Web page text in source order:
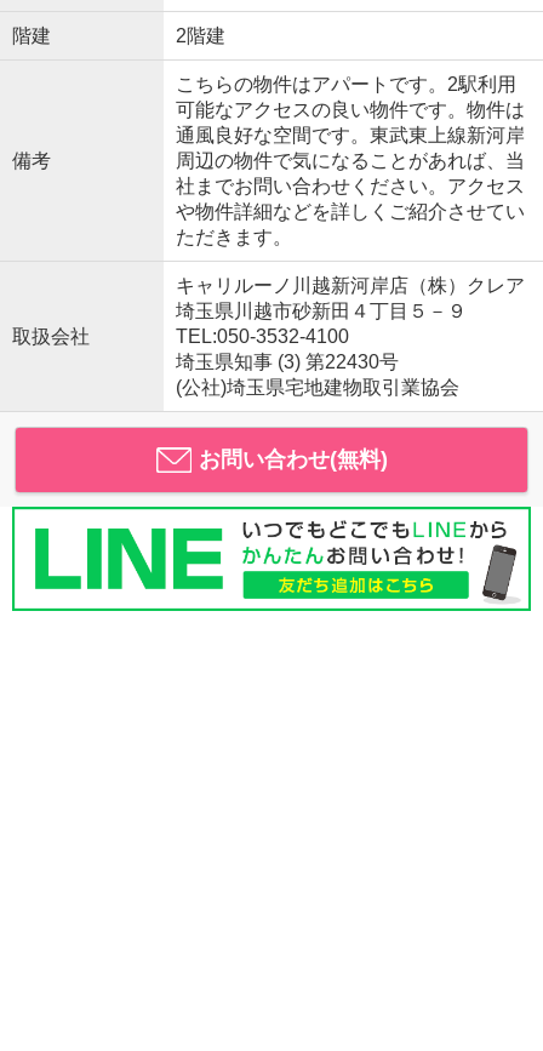
階建 2階建
備考
こちらの物件はアパートです。2駅利用
可能なアクセスの良い物件です。物件は
通風良好な空間です。東武東上線新河岸
周辺の物件で気になることがあれば、当
社までお問い合わせください。アクセス
や物件詳細などを詳しくご紹介させてい
ただきます。
取扱会社
キャリルーノ川越新河岸店（株）クレア
埼玉県川越市砂新田４丁目５－９
TEL:050-3532-4100
埼玉県知事 (3) 第22430号
(公社)埼玉県宅地建物取引業協会
お問い合わせ(無料)